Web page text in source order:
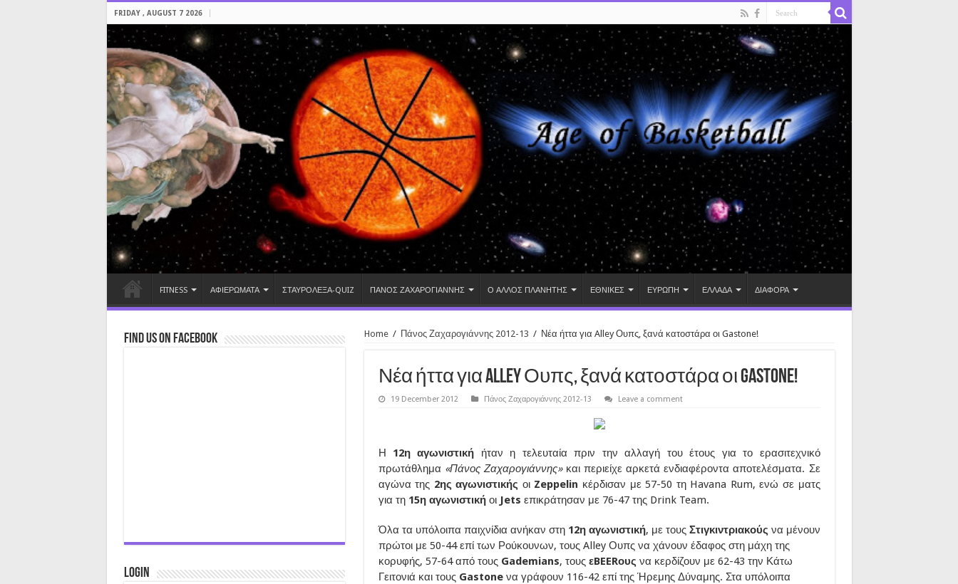
FRIDAY , AUGUST 7 2026
FITNESS ΑΦΙΕΡΩΜΑΤΑ ΣΤΑΥΡΟΛΕΞΑ-QUIZ ΠΑΝΟΣ ΖΑΧΑΡΟΓΙΑΝΝΗΣ Ο ΑΛΛΟΣ ΠΛΑΝΗΤΗΣ ΕΘΝΙΚΕΣ ΕΥΡΩΠΗ ΕΛΛΑΔΑ ΔΙΑΦΟΡΑ
Home / Πάνος Ζαχαρογιάννης 2012-13 / Νέα ήττα για Alley Ουπς, ξανά κατοστάρα οι Gastone!
Νέα ήττα για Alley Ουπς, ξανά κατοστάρα οι Gastone!
19 December 2012 Πάνος Ζαχαρογιάννης 2012-13 Leave a comment
Η 12η αγωνιστική ήταν η τελευταία πριν την αλλαγή του έτους για το ερασιτεχνικό
πρωτάθλημα «Πάνος Ζαχαρογιάννης» και περιείχε αρκετά ενδιαφέροντα αποτελέσματα. Σε
αγώνα της 2ης αγωνιστικής οι Zeppelin κέρδισαν με 57-50 τη Havana Rum, ενώ σε ματς
για τη 15η αγωνιστική οι Jets επικράτησαν με 76-47 της Drink Team.
Όλα τα υπόλοιπα παιχνίδια ανήκαν στη 12η αγωνιστική, με τους Στιγκιντριακούς να μένουν
πρώτοι με 50-44 επί των Ρούκουνων, τους Alley Ουπς να χάνουν έδαφος στη μάχη της
κορυφής, 57-64 από τους Gademians, τους εBEERους να κερδίζουν με 62-43 την Κάτω
Γειτονιά και τους Gastone να γράφουν 116-42 επί της Ήρεμης Δύναμης. Στα υπόλοιπα
Find us on Facebook
Login